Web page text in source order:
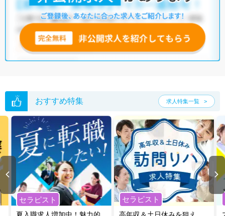
おすすめ特集 求人特集一覧
セラピスト セラピスト